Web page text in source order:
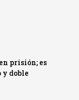
prisión; es
y doble